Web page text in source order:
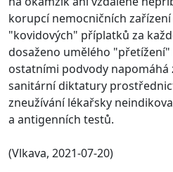
korupcí nemocničních
"kovidových" příplatků za
dosaženo umělého
ostatními podvody napomáhá
sanitární diktatury
zneužívání lékařsky
a antigenních testů.
(Vlkava, 2021-07-20)